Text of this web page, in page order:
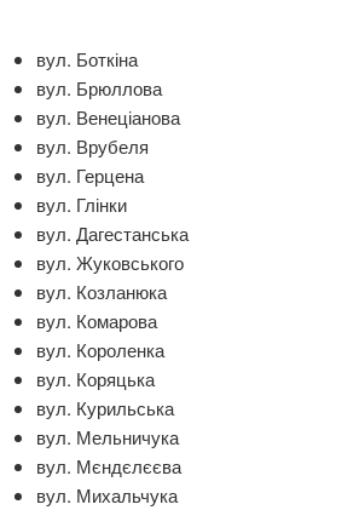
вул. Боткіна
вул. Брюллова
вул. Венеціанова
вул. Врубеля
вул. Герцена
вул. Глінки
вул. Дагестанська
вул. Жуковського
вул. Козланюка
вул. Комарова
вул. Короленка
вул. Коряцька
вул. Курильська
вул. Мельничука
вул. Мєндєлєєва
вул. Михальчука